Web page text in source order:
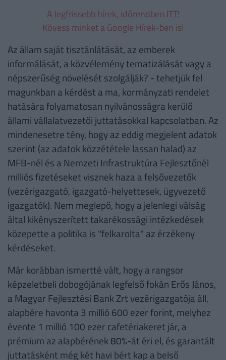
A legfrissebb hírek, időrendben ITT!
Kövess minket a Google Hírek-ben is!
Az állam saját tisztánlátását, az emberek
informálását, a közvélemény tematizálását vagy a
népszerűség növelését szolgálják? - tehetjük fel
magunkban a kérdést a ma, kormányzati rendelet
hatására folyamatosan nyilvánosságra kerülő
állami vállalatvezetői juttatásokkal kapcsolatban. Az
mindenesetre tény, hogy az eddig megjelent adatok
szerint (az adatok közzététele lassan halad) az
MFB-nél és a Nemzeti Infrastruktúra Fejlesztőnél
milliós fizetéseket visznek haza a felsővezetők
(vezérigazgató, igazgató-helyettesek, ügyvezető
igazgatók). Nem meglepő, hogy a jelenlegi válság
által kikényszerített takarékossági intézkedések
közepette a politika is "felkarolta" az érzékeny
kérdéseket.
Már korábban ismertté vált, hogy a rangsor
képzeletbeli dobogójának legfelső fokán Erős János,
a Magyar Fejlesztési Bank Zrt vezérigazgatója áll,
alapbére havonta 3 millió 600 ezer forint, melyhez
évente 1 millió 100 ezer cafetériakeret jár, a
prémium az alapbérének 80%-át éri el, és garantált
juttatásként még két havi bért kap a belső